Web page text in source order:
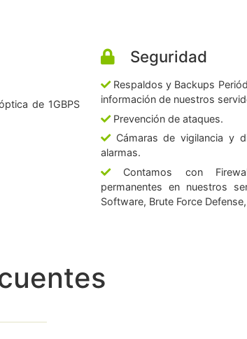
de 1GBPS
Seguridad
Respaldos y Backups
información de nuestros
Prevención de ataques.
Cámaras de vigilancia y
alarmas.
Contamos con
permanentes en nuestros
Software, Brute Force